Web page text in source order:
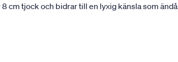
cm tjock och bidrar till en lyxig känsla som